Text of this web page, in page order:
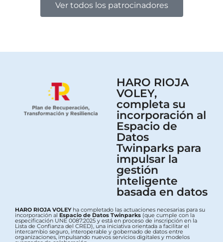
Ver todos los patrocinadores
HARO RIOJA
VOLEY,
completa su
incorporación al
Espacio de
Datos
Twinparks para
impulsar la
gestión
inteligente
basada en datos
HARO RIOJA VOLEYha completado las actuaciones necesarias para su
incorporación al Espacio de Datos Twinparks (que cumple con la
especificación UNE 0087:2025 y está en proceso de inscripción en la
Lista de Confianza del CRED), una iniciativa orientada a facilitar el
intercambio seguro, interoperable y gobernado de datos entre
organizaciones, impulsando nuevos servicios digitales y modelos